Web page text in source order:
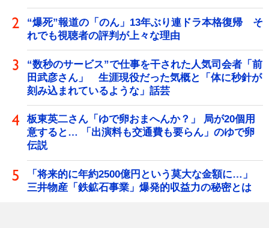
“爆死”報道の「のん」13年ぶり連ドラ本格復帰 そ
れでも視聴者の評判が上々な理由
“数秒のサービス”で仕事を干された人気司会者「前
田武彦さん」 生涯現役だった気概と「体に秒針が
刻み込まれているような」話芸
板東英二さん「ゆで卵おまへんか？」 局が20個用
意すると… 「出演料も交通費も要らん」のゆで卵
伝説
「将来的に年約2500億円という莫大な金額に…」
三井物産「鉄鉱石事業」爆発的収益力の秘密とは